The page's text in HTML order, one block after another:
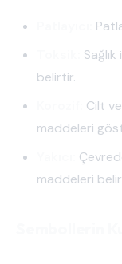
belirtir.
Cilt
maddeleri
maddeleri